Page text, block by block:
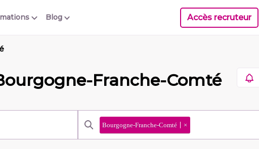
Blog Accès recruteur
Franche-Comté
Bourgogne-Franche-Comté ×